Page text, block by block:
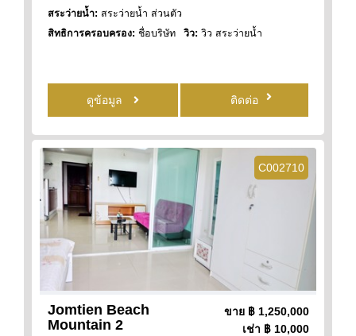
สระว่ายน้ำ: สระว่ายน้ำ ส่วนตัว
สิทธิการครอบครอง: ชื่อบริษัท วิว: วิว สระว่ายน้ำ
ดูข้อมูล ติดต่อ
C002710
Jomtien Beach
Mountain 2
ขาย ฿ 1,250,000
เช่า ฿ 10,000